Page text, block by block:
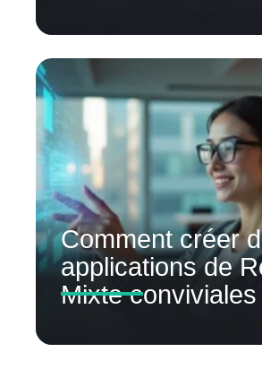
Comment créer
applications de
Mixte conviviales